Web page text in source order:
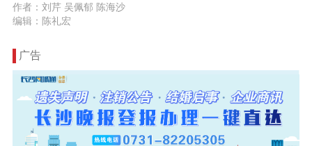
作者：刘芹 吴佩郁 陈海沙
编辑：陈礼宏
广告